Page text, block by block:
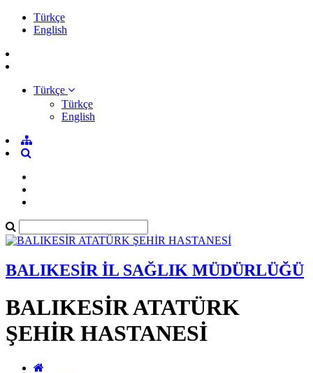
Türkçe
English
Türkçe
Türkçe
English
BALIKESİR İL SAĞLIK MÜDÜRLÜĞÜ
BALIKESİR ATATÜRK
ŞEHİR HASTANESİ